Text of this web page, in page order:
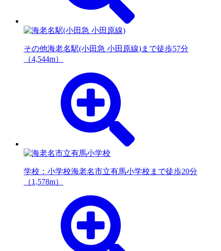
その他海老名駅(小田急 小田原線)まで徒歩57分
（4,544m）
学校：小学校海老名市立有馬小学校まで徒歩20分
（1,578m）